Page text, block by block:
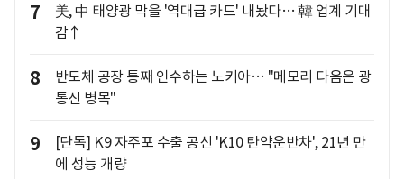
7
美, 中 태양광 막을 '역대급 카드' 내놨다… 韓 업계 기대
감↑
8
반도체 공장 통째 인수하는 노키아… "메모리 다음은 광
통신 병목"
9
[단독] K9 자주포 수출 공신 'K10 탄약운반차', 21년 만
에 성능 개량